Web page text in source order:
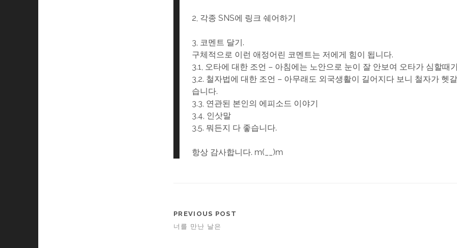
2, 각종 SNS에 링크 쉐어하기
3, 코멘트 달기.
구체적으로 이런 애정어린 코멘트는 저에게 힘이 됩니다.
3.1, 오타에 대한 조언 – 아침에는 노안으로 눈이 잘 안보여 오타가 심할때
3,2. 철자법에 대한 조언 – 아무래도 외국생활이 길어지다 보니 철자가 헷
습니다.
3.3, 연관된 본인의 에피소드 이야기
3.4, 인삿말
3.5. 뭐든지 다 좋습니다.
항상 감사합니다. m(__)m
PREVIOUS POST
너를 만난 날은